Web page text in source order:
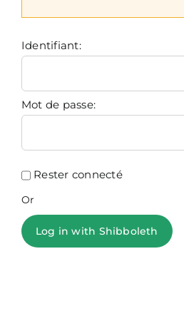
Identifiant:
Mot de passe:
Rester connecté
Or
Log in with Shibboleth